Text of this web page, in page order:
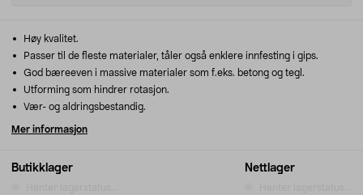
Butikklager Nettlager
Høy kvalitet.
Passer til de fleste materialer, tåler også enklere innfesting i gips.
God bæreeven i massive materialer som f.eks. betong og tegl.
Utforming som hindrer rotasjon.
Vær- og aldringsbestandig.
Mer informasjon